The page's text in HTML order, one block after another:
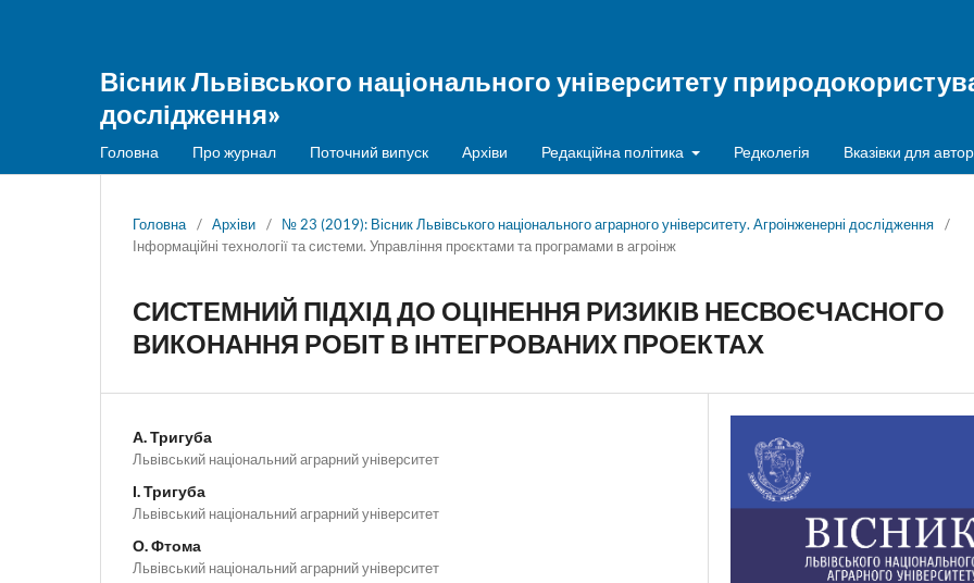
Вісник Львівського національного університету
дослідження»
Головна Про журнал Поточний випуск Архіви Редакційна політика Редколегія Вказівки для
Головна / Архіви / № 23 (2019): Вісник Львівського національного аграрного університету. Агроінженерні дослідження
/
Інформаційні технології та системи. Управління проєктами та програмами в агроінж
СИСТЕМНИЙ ПІДХІД ДО ОЦІНЕННЯ РИЗИКІВ НЕСВОЄЧАСНОГО
ВИКОНАННЯ РОБІТ В ІНТЕГРОВАНИХ ПРОЕКТАХ
А. Тригуба
Львівський національний аграрний університет
І. Тригуба
Львівський національний аграрний університет
О. Фтома
Львівський національний аграрний університет